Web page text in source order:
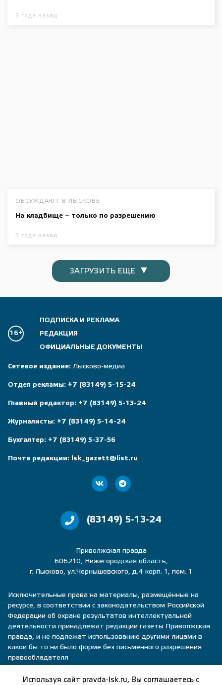
3 года назад
ОБСУЖДАЮТ В ЛЫСКОВЕ
На кладбище – только по разрешению
3 года назад
ЗАГРУЗИТЬ ЕЩЕ ▼
16+
ПОДПИСКА И РЕКЛАМА
РЕДАКЦИЯ
ОФИЦИАЛЬНЫЕ ДОКУМЕНТЫ
Сетевое издание: Лысково-медиа
Отдел рекламы: +7 (83149) 5-15-24
Главный редактор: +7 (83149) 5-13-24
Журналисты: +7 (83149) 5-14-24
Бухгалтер: +7 (83149) 5-37-56
Почта редакции: lsk_gazett@list.ru
(83149) 5-13-24
Приволжская правда
606210, Нижегородская область,
г. Лысково, ул.Чернышевского, д.4 корп. 1, пом. 1
Исключительные права на материалы, размещённые на
ресурсе, в соответствии с законодательством Российской
Федерации об охране результатов интеллектуальной
деятельности принадлежат редакции газеты Приволжская
правда, и не подлежат использованию другими лицами в
какой бы то ни было форме без письменного разрешения
правообладателя
Политика конфиденциальности
Используя сайт pravda-lsk.ru, Вы соглашаетесь с